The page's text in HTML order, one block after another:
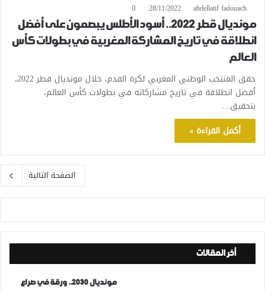
abdellatif fadouach
28/11/2022
0
مونديال قطر 2022.. أسود الأطلس يبصمون على أفضل
انطلاقة في تاريخ المشاركة المغربية في بطولات كأس
العالم
حقق المنتخب الوطني المغربي لكرة القدم، خلال مونديال قطر 2022،
أفضل انطلاقة في تاريخ مشاركاته في بطولات كأس العالم،
بتحقيق…
أكمل القراءة »
الصفحة التالية
أخر المقالات
مونديال 2030.. ورقة في صراع